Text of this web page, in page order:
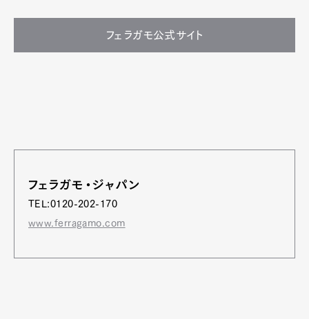
フェラガモ公式サイト
フェラガモ・ジャパン
TEL:0120-202-170
www.ferragamo.com